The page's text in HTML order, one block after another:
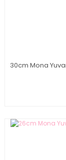
30cm Mona